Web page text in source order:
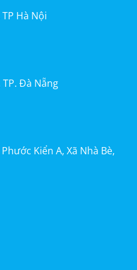
Hà Nội
Đà Nẵng
Kiển A, Xã Nhà Bè,